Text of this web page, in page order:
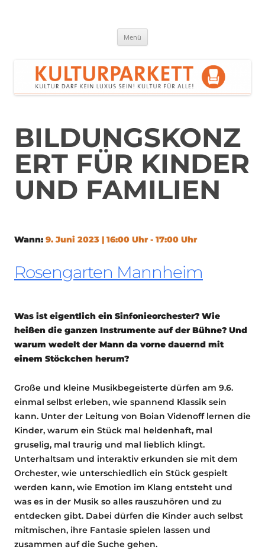
Menü
BILDUNGSKONZ
ERT FÜR KINDER
UND FAMILIEN
Wann: 9. Juni 2023 | 16:00 Uhr - 17:00 Uhr
Rosengarten Mannheim
Was ist eigentlich ein Sinfonieorchester? Wie
heißen die ganzen Instrumente auf der Bühne? Und
warum wedelt der Mann da vorne dauernd mit
einem Stöckchen herum?
Große und kleine Musikbegeisterte dürfen am 9.6.
einmal selbst erleben, wie spannend Klassik sein
kann. Unter der Leitung von Boian Videnoff lernen die
Kinder, warum ein Stück mal heldenhaft, mal
gruselig, mal traurig und mal lieblich klingt.
Unterhaltsam und interaktiv erkunden sie mit dem
Orchester, wie unterschiedlich ein Stück gespielt
werden kann, wie Emotion im Klang entsteht und
was es in der Musik so alles rauszuhören und zu
entdecken gibt. Dabei dürfen die Kinder auch selbst
mitmischen, ihre Fantasie spielen lassen und
zusammen auf die Suche gehen.